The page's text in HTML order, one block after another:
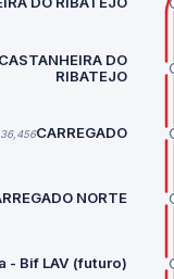
DO
RIBATEJO
36,456CARREGADO
NORTE
- Bif LAV (futuro)